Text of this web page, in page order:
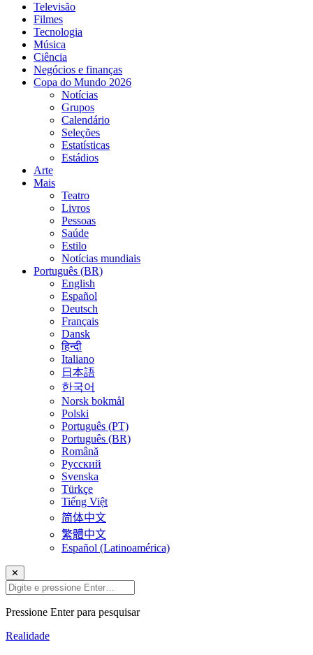
Televisão
Filmes
Tecnologia
Música
Ciência
Negócios e finanças
Copa do Mundo 2026
Notícias
Grupos
Calendário
Seleções
Estatísticas
Estádios
Arte
Mais
Teatro
Livros
Pessoas
Saúde
Estilo
Notícias mundiais
Português (BR)
English
Español
Deutsch
Français
Dansk
हिन्दी
Italiano
日本語
한국어
Norsk bokmål
Polski
Português (PT)
Português (BR)
Română
Русский
Svenska
Türkçe
Tiếng Việt
简体中文
繁體中文
Español (Latinoamérica)
✕
Pressione Enter para pesquisar
Realidade